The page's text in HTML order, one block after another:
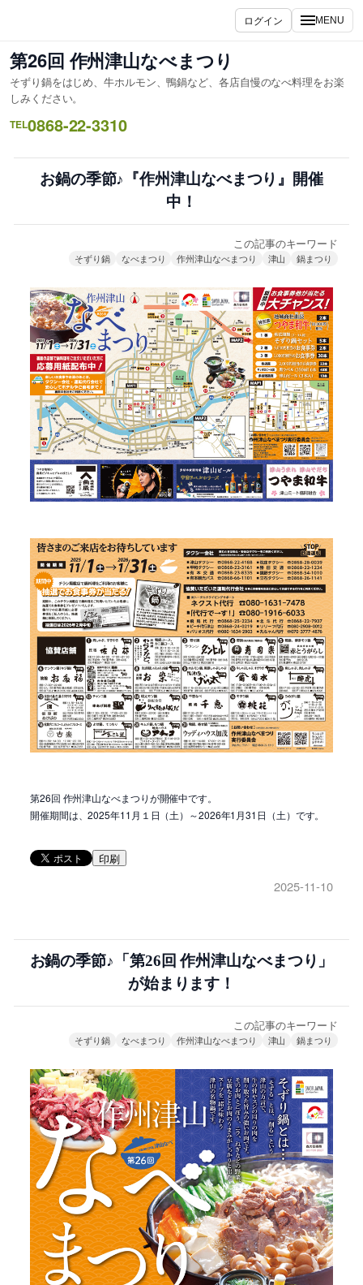
を
ス
キ
ッ
プ
ログイン MENU
第26回 作州津山なべまつり
そずり鍋をはじめ、牛ホルモン、鴨鍋など、各店自慢のなべ料理をお楽
しみください。
TEL0868-22-3310
お鍋の季節♪『作州津山なべまつり』開催
中！
この記事のキーワード
そずり鍋 なべまつり 作州津山なべまつり 津山 鍋まつり
第26回 作州津山なべまつりが開催中です。
開催期間は、2025年11月１日（土）～2026年1月31日（土）です。
印刷
2025-11-10
お鍋の季節♪「第26回 作州津山なべまつり」
が始まります！
この記事のキーワード
そずり鍋 なべまつり 作州津山なべまつり 津山 鍋まつり